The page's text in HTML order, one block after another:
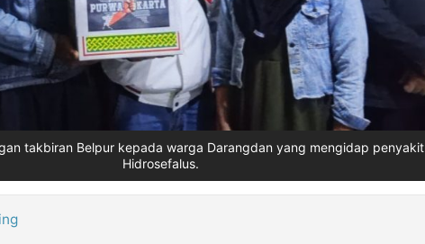
takbiran Belpur kepada warga Darangdan yang mengidap penyakit
Hidrosefalus.